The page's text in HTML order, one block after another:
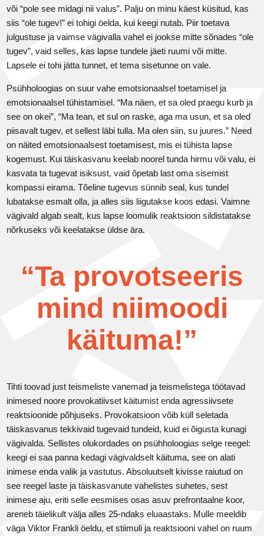
või “pole see midagi nii valus”. Palju on minu käest küsitud, kas
siis “ole tugev!” ei tohigi öelda, kui keegi nutab. Piir toetava
julgustuse ja vaimse vägivalla vahel ei jookse mitte sõnades “ole
tugev”, vaid selles, kas lapse tundele jäeti ruumi või mitte.
Lapsele ei tohi jätta tunnet, et tema sisetunne on vale.
Psühholoogias on suur vahe emotsionaalsel toetamisel ja
emotsionaalsel tühistamisel. “Ma näen, et sa oled praegu kurb ja
see on okei”, “Ma tean, et sul on raske, aga ma usun, et sa oled
piisavalt tugev, et sellest läbi tulla. Ma olen siin, su juures.” Need
on näited emotsionaalsest toetamisest, mis ei tühista lapse
kogemust. Kui täiskasvanu keelab noorel tunda hirmu või valu, ei
kasvata ta tugevat isiksust, vaid õpetab last oma sisemist
kompassi eirama. Tõeline tugevus sünnib seal, kus tundel
lubatakse esmalt olla, ja alles siis liigutakse koos edasi. Vaimne
vägivald algab sealt, kus lapse loomulik reaktsioon sildistatakse
nõrkuseks või keelatakse üldse ära.
“Ta provotseeris
mind niimoodi
käituma!”
Tihti toovad just teismeliste vanemad ja teismelistega töötavad
inimesed noore provokatiivset käitumist enda agressiivsete
reaktsioonide põhjuseks. Provokatsioon võib küll seletada
täiskasvanus tekkivaid tugevaid tundeid, kuid ei õigusta kunagi
vägivalda. Sellistes olukordades on psühholoogias selge reegel:
keegi ei saa panna kedagi vägivaldselt käituma, see on alati
inimese enda valik ja vastutus. Absoluutselt kivisse raiutud on
see reegel laste ja täiskasvanute vahelistes suhetes, sest
inimese aju, eriti selle eesmises osas asuv prefrontaalne koor,
areneb täielikult välja alles 25-ndaks eluaastaks. Mulle meeldib
väga Viktor Frankli öeldu, et stiimuli ja reaktsiooni vahel on ruum